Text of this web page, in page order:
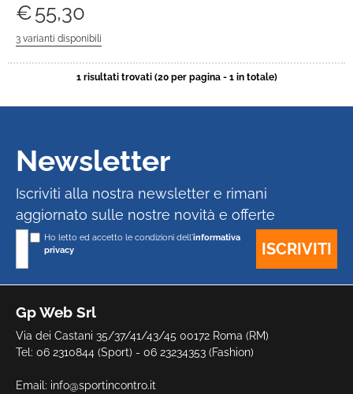
€55,30
1 risultati trovati (20 per pagina - 1 in totale)
Gp Web Srl
Via dei Castani 35/37/41/43/45 00172 Roma (RM)
Tel: 06 2310844 (Sport) - 06 23234353 (Fashion)
Email: info@sportincontro.it
Newsletter
Iscriviti alla nostra newsletter e rimani
aggiornato sulle nostre novità e offerte
Ho letto ed accetto le condizioni dell'informativa
privacy